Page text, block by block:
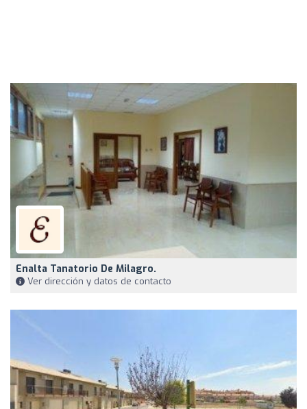
Enalta Tanatorio De Milagro.
Ver dirección y datos de contacto